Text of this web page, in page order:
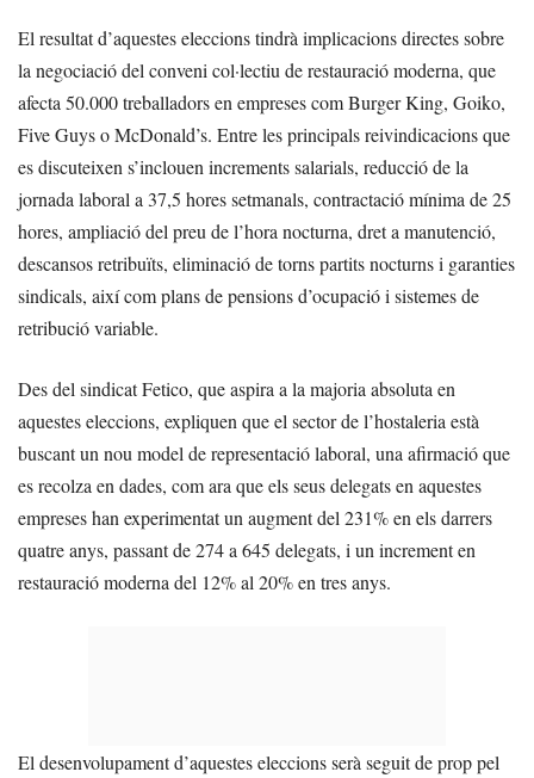
El resultat d’aquestes eleccions tindrà implicacions directes sobre
la negociació del conveni col·lectiu de restauració moderna, que
afecta 50.000 treballadors en empreses com Burger King, Goiko,
Five Guys o McDonald’s. Entre les principals reivindicacions que
es discuteixen s’inclouen increments salarials, reducció de la
jornada laboral a 37,5 hores setmanals, contractació mínima de 25
hores, ampliació del preu de l’hora nocturna, dret a manutenció,
descansos retribuïts, eliminació de torns partits nocturns i garanties
sindicals, així com plans de pensions d’ocupació i sistemes de
retribució variable.
Des del sindicat Fetico, que aspira a la majoria absoluta en
aquestes eleccions, expliquen que el sector de l’hostaleria està
buscant un nou model de representació laboral, una afirmació que
es recolza en dades, com ara que els seus delegats en aquestes
empreses han experimentat un augment del 231% en els darrers
quatre anys, passant de 274 a 645 delegats, i un increment en
restauració moderna del 12% al 20% en tres anys.
El desenvolupament d’aquestes eleccions serà seguit de prop pel